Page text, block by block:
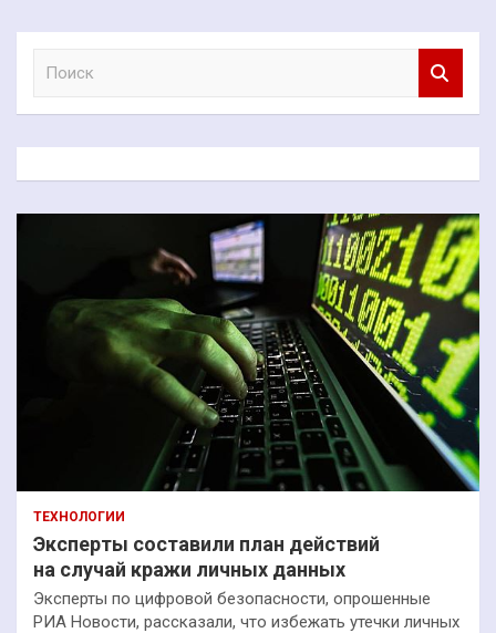
к
ТЕХНОЛОГИИ
Эксперты составили план действий
на случай кражи личных данных
Эксперты по цифровой безопасности, опрошенные
РИА Новости, рассказали, что избежать утечки личных